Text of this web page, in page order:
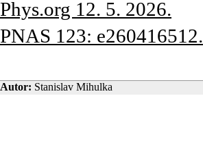
Phys.org 12. 5. 2026.
PNAS 123: e260416512.
Autor: Stanislav Mihulka